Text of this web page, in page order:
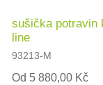
sušička potravin
line
93213-M
Od 5 880,00 Kč